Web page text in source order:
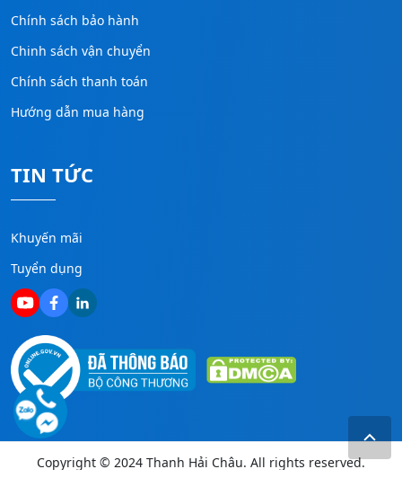
Chính sách bảo hành
Chinh sách vận chuyển
Chính sách thanh toán
Hướng dẫn mua hàng
TIN TỨC
Khuyến mãi
Tuyển dụng
Copyright © 2024 Thanh Hải Châu. All rights reserved.